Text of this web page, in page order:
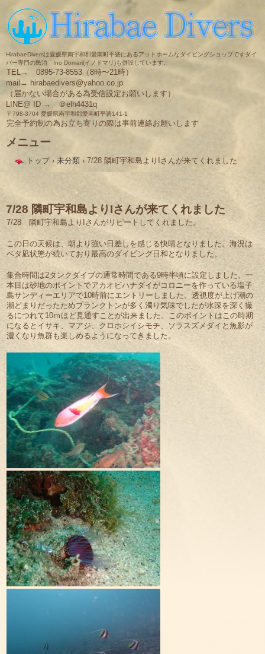
HirabaeDiversは愛媛県南宇和郡愛南町平碆にあるアットホームなダイビングショップですダイ
バー専門の民泊 Ino Domari(イノドマリ)も併設しています。
TEL→ 0895-73-8553（8時〜21時）
mail→ hirabaedivers@yahoo.co.jp
（届かない場合がある為受信設定お願いします）
LINE@ ID → ＠elh4431q
〒798-3704 愛媛県南宇和郡愛南町平碆141-1
完全予約制の為お立ち寄りの際は事前連絡お願いします
メニュー
へ
ス
キ
ッ
プ
トップ › 未分類 › 7/28 隣町宇和島よりIさんが来てくれました
7/28 隣町宇和島よりIさんが来てくれました
7/28 隣町宇和島よりIさんがリピートしてくれました。
この日の天候は、朝より強い日差しを感じる快晴となりました。海況は
ベタ凪状態が続いており最高のダイビング日和となりました。
集合時間は2タンクダイブの通常時間である9時半頃に設定しました。一
本目は砂地のポイントでアカオビハナダイがコロニーを作っている塩子
島サンディーエリアで10時前にエントリーしました。透視度が上げ潮の
潮どまりだったためプランクトンが多く濁り気味でしたが水深を深く撮
るにつれて10ｍほど見通すことが出来ました。このポイントはこの時期
になるとイサキ、マアジ、クロホシイシモチ、ソラスズメダイと魚影が
濃くなり魚群も楽しめるようになってきました。